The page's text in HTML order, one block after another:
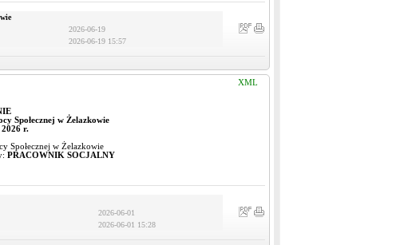
2026-06-19
2026-06-19 15:57
XML
Społecznej w Żelazkowie
2026 r.
Społecznej w Żelazkowie
PRACOWNIK SOCJALNY
2026-06-01
2026-06-01 15:28